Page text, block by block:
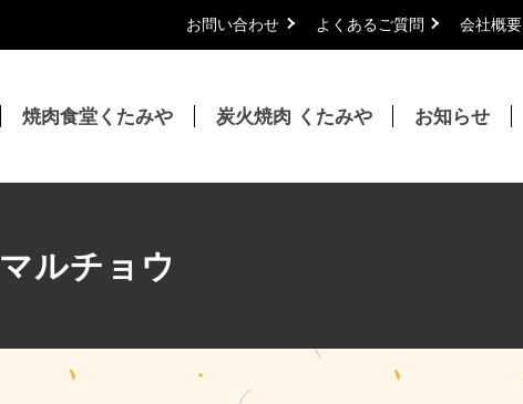
お問い合わせ よくあるご質問 会社概要
焼肉食堂くたみや 炭火焼肉 くたみや お知らせ
マルチョウ